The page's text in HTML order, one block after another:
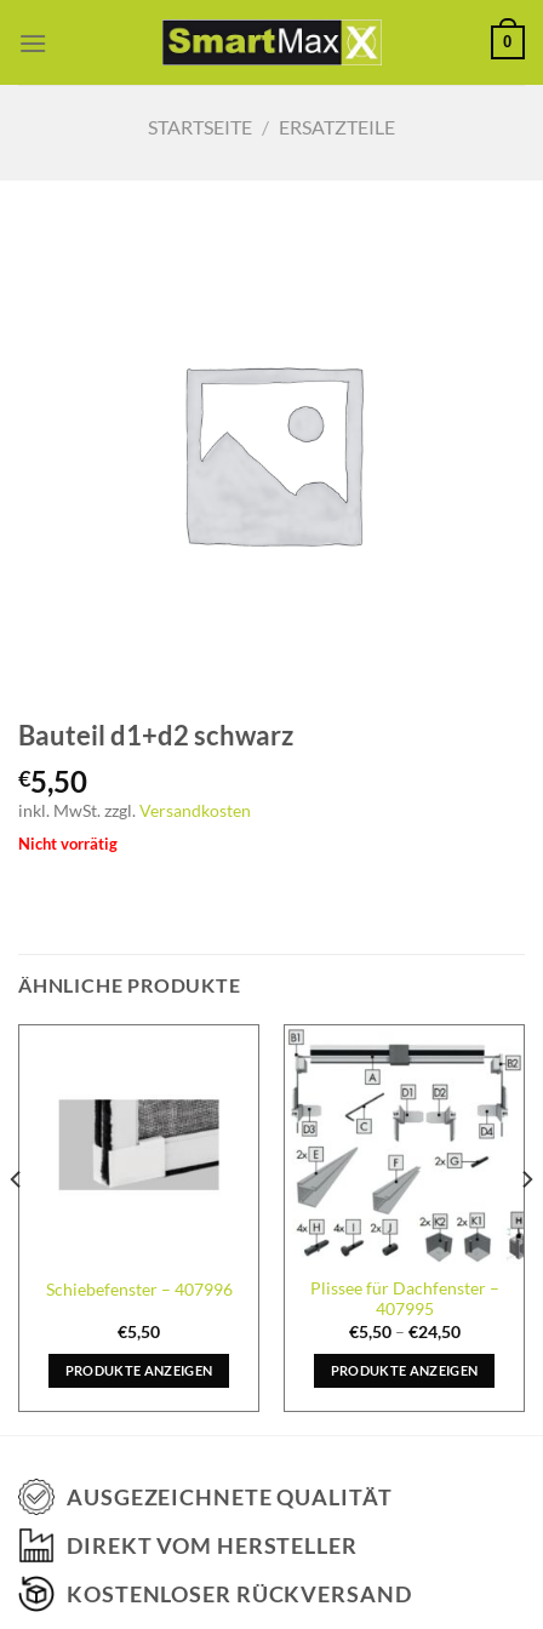
Inhalt
0
STARTSEITE / ERSATZTEILE
Bauteil d1+d2 schwarz
€5,50
inkl. MwSt. zzgl. Versandkosten
Nicht vorrätig
ÄHNLICHE PRODUKTE
Schiebefenster – 407996
€5,50
PRODUKTE ANZEIGEN
Plissee für Dachfenster –
407995
€5,50– €24,50
PRODUKTE ANZEIGEN
AUSGEZEICHNETE QUALITÄT
DIREKT VOM HERSTELLER
KOSTENLOSER RÜCKVERSAND